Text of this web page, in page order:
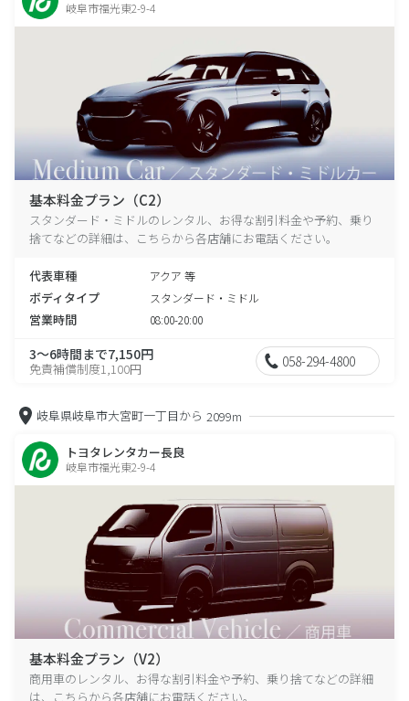
岐阜市福光東2-9-4
基本料金プラン（C2）
スタンダード・ミドルのレンタル、お得な割引料金や予約、乗り
捨てなどの詳細は、こちらから各店舗にお電話ください。
代表車種 アクア 等
ボディタイプ スタンダード・ミドル
営業時間 08:00-20:00
3～6時間まで7,150円
免責補償制度1,100円 058-294-4800
岐阜県岐阜市大宮町一丁目から 2099m
トヨタレンタカー長良
岐阜市福光東2-9-4
基本料金プラン（V2）
商用車のレンタル、お得な割引料金や予約、乗り捨てなどの詳細
は、こちらから各店舗にお電話ください。